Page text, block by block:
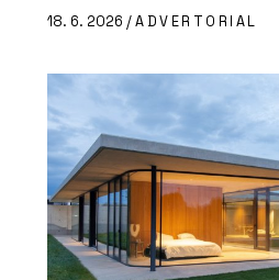
18. 6. 2026 /ADVERTORIAL